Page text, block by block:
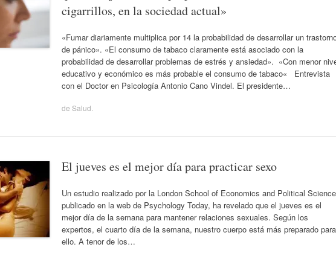
cigarrillos, en la sociedad actual»
«Fumar diariamente multiplica por 14 la probabilidad de desarrollar un
de pánico». «El consumo de tabaco claramente está asociado con la
probabilidad de desarrollar problemas de estrés y ansiedad». «Con menor
educativo y económico es más probable el consumo de tabaco« Entrevista
con el Doctor en Psicología Antonio Cano Vindel. El presidente…
de Salud
El jueves es el mejor día para practicar sexo
Un estudio realizado por la London School of Economics and Political
publicado en la web de Psychology Today, ha revelado que el jueves es el
mejor día de la semana para mantener relaciones sexuales. Según los
expertos, el cuarto día de la semana, nuestro cuerpo está más preparado para
ello. A tenor de los…